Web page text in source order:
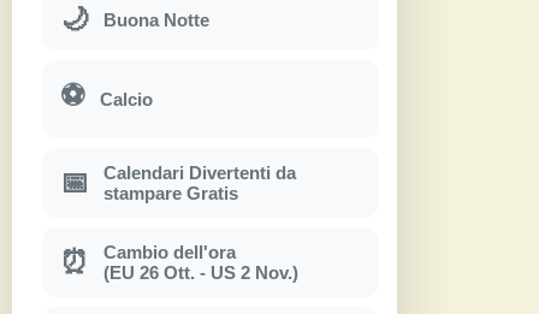
🌙 Buona Notte
⚽ Calcio
📅
Calendari Divertenti da
stampare Gratis
⏰
Cambio dell'ora
(EU 26 Ott. - US 2 Nov.)